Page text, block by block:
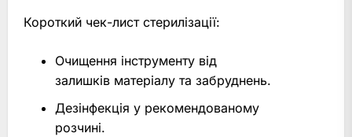
Короткий чек-лист стерилізації:
Очищення інструменту від
залишків матеріалу та забруднень.
Дезінфекція у рекомендованому
розчині.